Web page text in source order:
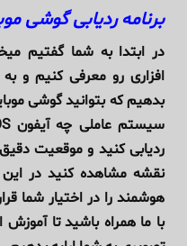
برنامه ردیابی گوشی
در ابتدا به شما گفتیم
افزاری رو معرفی کنیم و
بدهیم که بتوانید گوشی
ردیابی کنید و موقعیت دقیق
نقشه مشاهده کنید در این
هوشمند را در اختیار شما
با ما همراه باشید تا